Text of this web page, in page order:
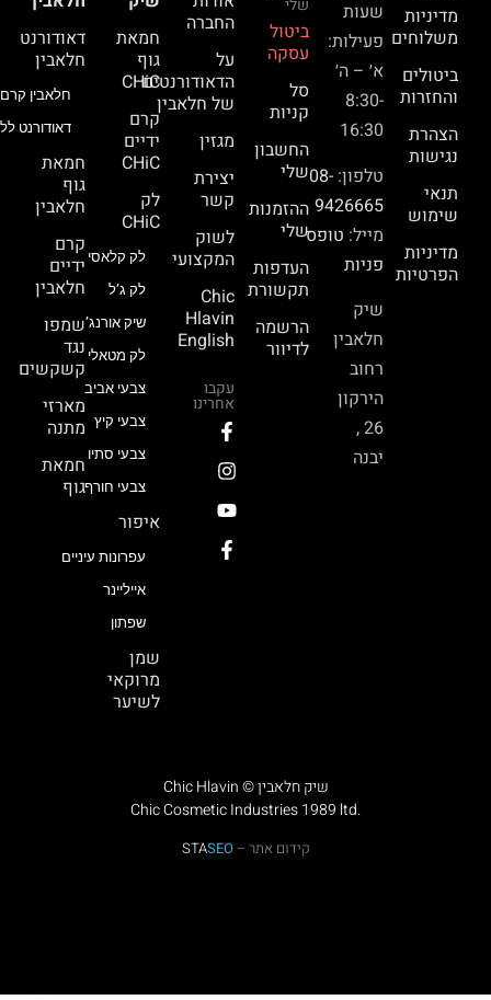
מדיניות
משלוחים
ביטולים
והחזרות
הצהרת
נגישות
תנאי
שימוש
מדיניות
הפרטיות
שעות
פעילות:
א׳ – ה׳
8:30-
16:30
טלפון: 08-
9426665
מייל: טופס
פניות
שיק
חלאבין
רחוב
הירקון
26 ,
יבנה
שלי
ביטול
עסקה
סל
קניות
החשבון
שלי
ההזמנות
שלי
העדפות
תקשורת
הרשמה
לדיוור
החברה
על
הדאודורנטים
של חלאבין
מגזין
יצירת
קשר
לשוק
המקצועי
Chic
Hlavin
English
עקבו
אחרינו
חמאת
גוף
CHiC
קרם
ידיים
CHiC
לק
CHiC
לק קלאסי
לק ג’ל
שיק אורנג’
לק מטאלי
צבעי אביב
צבעי קיץ
צבעי סתיו
צבעי חורף
איפור
עפרונות עיניים
אייליינר
שפתון
שמן
מרוקאי
לשיער
דאודורנט
חלאבין
חלאבין
דאודורנט
חמאת
גוף
חלאבין
קרם
ידיים
חלאבין
שמפו
נגד
קשקשים
מארזי
מתנה
חמאת
גוף
Chic Hlavin © שיק חלאבין
Chic Cosmetic Industries 1989 ltd.
קידום אתר – STASEO